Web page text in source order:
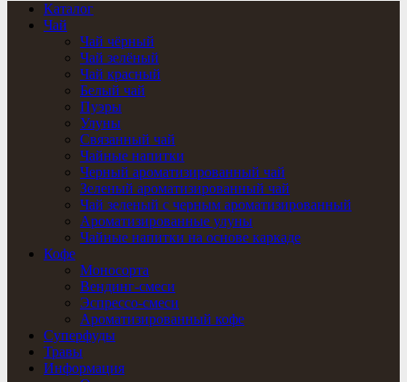
Каталог
Чай
Чай чёрный
Чай зелёный
Чай красный
Белый чай
Пуэры
Улуны
Связанный чай
Чайные напитки
Черный ароматизированный чай
Зеленый ароматизированный чай
Чай зеленый с черным ароматизированный
Ароматизированные улуны
Чайные напитки на основе каркаде
Кофе
Моносорта
Вендинг-смеси
Эспрессо-смеси
Ароматизированный кофе
Суперфуды
Травы
Информация